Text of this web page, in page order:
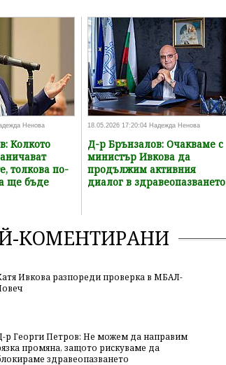
Ненова
Колкото
толкова по-
ще бъде
18.05.2026 17:20:04 Надежда Ненова
Д-р Брънзалов: Очакваме с
министър Ивкова да
продължим активния
диалог в здравеопазването
КОМЕНТИРАНИ
Ивкова разпореди проверка в МБАЛ-
р Георги Петров: Не можем да направим
промяна, защото рискуваме да
здравеопазването